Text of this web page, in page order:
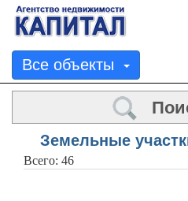
Все объекты
Земельные
Всего: 46